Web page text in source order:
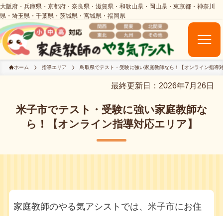
ホーム 指導エリア 鳥取県でテスト・受験に強い家庭教師なら！【オンライン指導
最終更新日：2026年7月26日
米子市でテスト・受験に強い家庭教師な
ら！【オンライン指導対応エリア】
家庭教師のやる気アシストでは、米子市にお住